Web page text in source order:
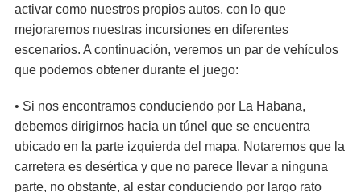
activar como nuestros propios autos, con lo que
mejoraremos nuestras incursiones en diferentes
escenarios. A continuación, veremos un par de vehículos
que podemos obtener durante el juego:
• Si nos encontramos conduciendo por La Habana,
debemos dirigirnos hacia un túnel que se encuentra
ubicado en la parte izquierda del mapa. Notaremos que la
carretera es desértica y que no parece llevar a ninguna
parte, no obstante, al estar conduciendo por largo rato